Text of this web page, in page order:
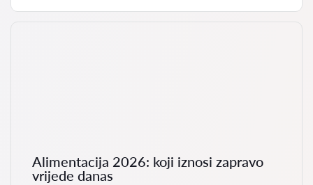
Alimentacija 2026: koji iznosi zapravo
vrijede danas